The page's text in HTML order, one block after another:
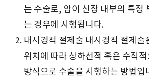
는 수술로, 암이 신장 내부의 특정
는 경우에 시행됩니다.
내시경적 절제술 내시경적 절제술
위치에 따라 상하선적 혹은 수직
방식으로 수술을 시행하는 방법입